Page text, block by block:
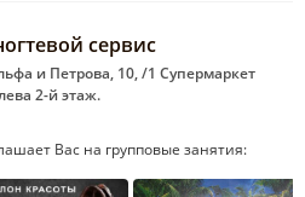
сервис
и Петрова, 10, /1 Супермаркет
2-й этаж.
Вас на групповые занятия: